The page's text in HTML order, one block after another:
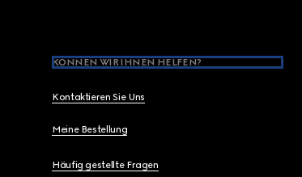
KÖNNEN WIR IHNEN HELFEN?
Kontaktieren Sie Uns
Meine Bestellung
Häufig gestellte Fragen